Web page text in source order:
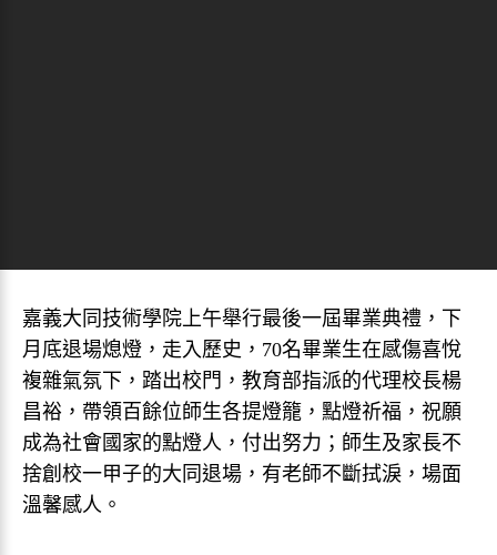
嘉義大同技術學院上午舉行最後一屆畢業典禮，下
月底退場熄燈，走入歷史，70名畢業生在感傷喜悅
複雜氣氛下，踏出校門，教育部指派的代理校長楊
昌裕，帶領百餘位師生各提燈籠，點燈祈福，祝願
成為社會國家的點燈人，付出努力；師生及家長不
捨創校一甲子的大同退場，有老師不斷拭淚，場面
溫馨感人。